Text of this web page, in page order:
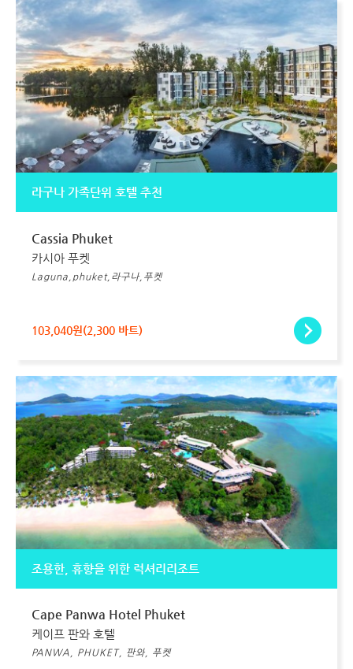
라구나 가족단위 호텔 추천
Cassia Phuket
카시아 푸켓
Laguna,phuket,라구나,푸켓
103,040원(2,300 바트)
조용한, 휴향을 위한 럭셔리리조트
Cape Panwa Hotel Phuket
케이프 판와 호텔
PANWA, PHUKET, 판와, 푸켓